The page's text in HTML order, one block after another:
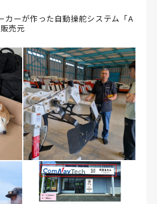
カーが作った自動操舵システム「A
売元